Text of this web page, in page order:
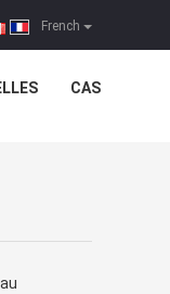
French
CAS